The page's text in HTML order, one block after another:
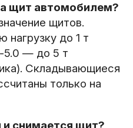
щит автомобилем?
щитов.
до 1 т
5.0 — до 5 т
Складывающиеся
только на
и снимается щит?